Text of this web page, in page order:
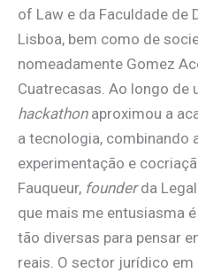
of Law e da Faculdade de
Lisboa, bem como de
nomeadamente Gomez
Cuatrecasas. Ao longo de
hackathonaproximou a
a tecnologia, combinando
experimentação e
Fauqueur, founderda Legal
que mais me entusiasma
tão diversas para pensar
reais. O sector jurídico